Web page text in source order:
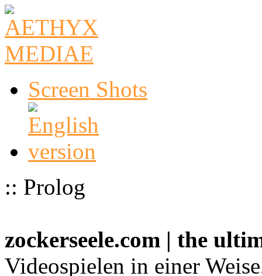
Screen Shots
:: Prolog
zockerseele.com | the
Videospielen in einer